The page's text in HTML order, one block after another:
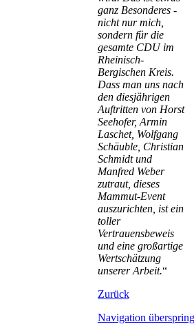
ganz Besonderes -
nicht nur mich,
sondern für die
gesamte CDU im
Rheinisch-
Bergischen Kreis.
Dass man uns nach
den diesjährigen
Auftritten von Horst
Seehofer, Armin
Laschet, Wolfgang
Schäuble, Christian
Schmidt und
Manfred Weber
zutraut, dieses
Mammut-Event
auszurichten, ist ein
toller
Vertrauensbeweis
und eine großartige
Wertschätzung
unserer Arbeit.“
Zurück
Navigation